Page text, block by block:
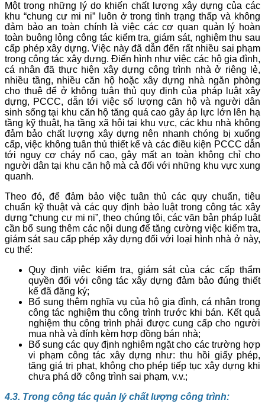
Một trong những lý do khiến chất lượng xây dựng của các
khu “chung cư mi ni” luôn ở trong tình trạng thấp và không
đảm bảo an toàn chính là việc các cơ quan quản lý hoàn
toàn buông lỏng công tác kiểm tra, giám sát, nghiệm thu sau
cấp phép xây dựng. Việc này đã dẫn đến rất nhiều sai phạm
trong công tác xây dựng. Điển hình như việc các hộ gia đình,
cá nhân đã thực hiện xây dựng công trình nhà ở riêng lẻ,
nhiều tầng, nhiều căn hộ hoặc xây dựng nhà ngăn phòng
cho thuê để ở không tuân thủ quy định của pháp luật xây
dựng, PCCC, dẫn tới việc số lượng căn hộ và người dân
sinh sống tại khu căn hộ tăng quá cao gây áp lực lớn lên hạ
tầng kỹ thuật, hạ tầng xã hội tại khu vực, các khu nhà không
đảm bảo chất lượng xây dựng nên nhanh chóng bị xuống
cấp, việc không tuân thủ thiết kế và các điều kiện PCCC dẫn
tới nguy cơ cháy nổ cao, gây mất an toàn không chỉ cho
người dân tại khu căn hộ mà cả đối với những khu vực xung
quanh.
Theo đó, để đảm bảo việc tuân thủ các quy chuẩn, tiêu
chuẩn kỹ thuật và các quy định bảo luật trong công tác xây
dựng “chung cư mi ni”, theo chúng tôi, các văn bản pháp luật
cần bổ sung thêm các nội dung để tăng cường việc kiểm tra,
giám sát sau cấp phép xây dựng đối với loại hình nhà ở này,
cụ thể:
Quy định việc kiểm tra, giám sát của các cấp thẩm
quyền đối với công tác xây dựng đảm bảo đúng thiết
kế đã đăng ký;
Bổ sung thêm nghĩa vụ của hộ gia đình, cá nhân trong
công tác nghiệm thu công trình trước khi bán. Kết quả
nghiệm thu công trình phải được cung cấp cho người
mua nhà và đính kèm hợp đồng bán nhà;
Bổ sung các quy định nghiêm ngặt cho các trường hợp
vi phạm công tác xây dựng như: thu hồi giấy phép,
tăng giá trị phạt, không cho phép tiếp tục xây dựng khi
chưa phá dỡ công trình sai phạm, v.v.;
4.3. Trong công tác quản lý chất lượng công trình: